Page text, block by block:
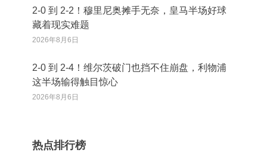
2‑0 到 2‑2！穆里尼奥摊手无奈，皇马半场好球
藏着现实难题
2026年8月6日
2‑0 到 2‑4！维尔茨破门也挡不住崩盘，利物浦
这半场输得触目惊心
2026年8月6日
热点排行榜